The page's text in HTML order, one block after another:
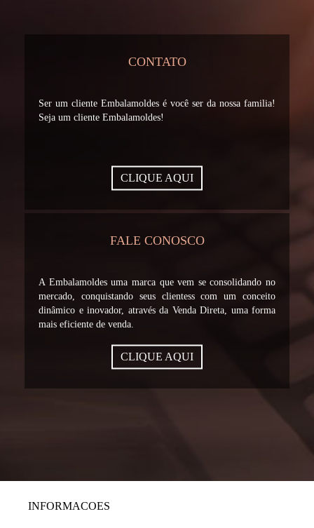
CONTATO
Ser um cliente Embalamoldes é você ser da nossa familia!
Seja um cliente Embalamoldes!
CLIQUE AQUI
FALE CONOSCO
A Embalamoldes uma marca que vem se consolidando no
mercado, conquistando seus clientess com um conceito
dinâmico e inovador, através da Venda Direta, uma forma
mais eficiente de venda.
CLIQUE AQUI
INFORMACOES